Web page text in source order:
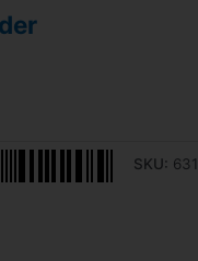
SKU: